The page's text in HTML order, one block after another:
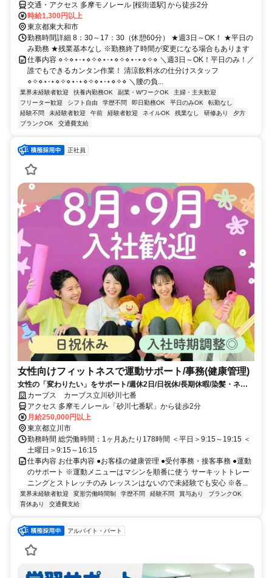
交通・アクセス 多摩モノレール [桜街道駅] から徒歩2分
時給1,300円以上
東京都東大和市
勤務時間詳細 8：30～17：30（休憩60分） ★週3日～OK！ ★平日の
み勤務 ★残業基本なし ※勤務終了時間が変更になる場合もあります
仕事内容 ⋄✧⋄⋆⋅⋆⋄✧⋄⋆⋅⋆⋄✧⋄⋆⋅⋆⋄✧⋄ ＼週3日～OK！平日のみ！／
誰でもできるカンタン作業！ 清涼飲料水の仕分けスタッフ
⋄✧⋄⋆⋅⋆⋄✧⋄⋆⋅⋆⋄✧⋄⋆⋅⋆⋄✧⋄ ＼腰の負...
業界未経験者歓迎 扶養内勤務OK 副業・WワークOK
主婦・主夫歓迎
フリーター歓迎
シフト自由 学歴不問 即日勤務OK 平日のみOK
転勤なし
経験不問
未経験者歓迎 午前 経験者歓迎 ネイルOK 残業なし 研修あり
夕方
ブランクOK
交通費支給
正社員
女性向けフィットネスで運動サポート/事務(健康管理)
女性の「変わりたい」をサポート/週休2日/日祝休/長期休暇/染髪・ネイ
ルOK※規定内
カーブス カーブス立川砂川七番
アクセス 多摩モノレール「砂川七番駅」から徒歩2分
月給250,000円以上
東京都立川市
勤務時間 総労働時間：1ヶ月あたり178時間 ＜平日＞9:15～19:15 ＜
土曜日＞9:15～16:15
仕事内容 お仕事内容 ●お客様の健康管理 ●受付事務・接客事務 ●運動
のサポート ※運動メニューはマシンを順番に使う サーキットトレー
ニングとストレッチのみ レッスンはないので未経験でも安心 ※各...
業界未経験者歓迎 変形労働時間制 学歴不問 経験不問 賞与あり
ブランクOK
育休あり
交通費支給
アルバイト・パート